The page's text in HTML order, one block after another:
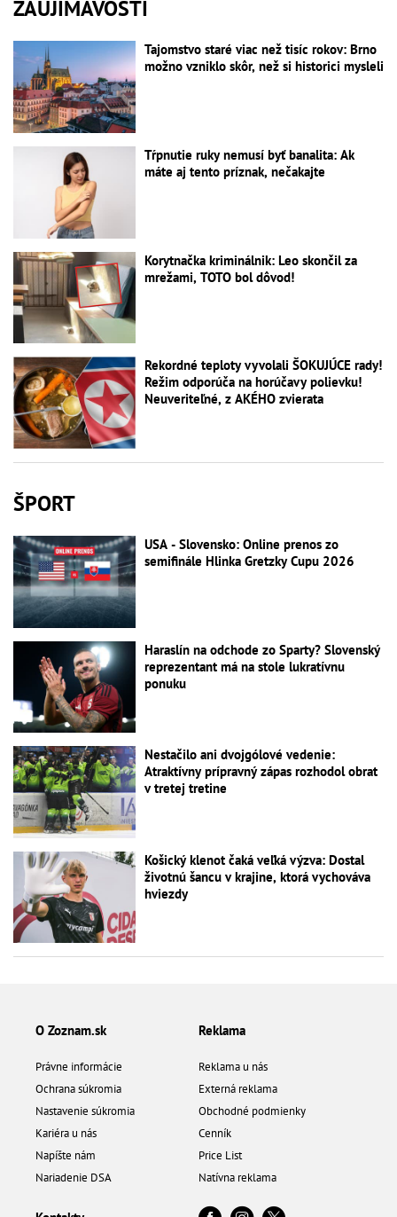
ZAUJÍMAVOSTI
Tajomstvo staré viac než tisíc rokov: Brno
možno vzniklo skôr, než si historici mysleli
Tŕpnutie ruky nemusí byť banalita: Ak
máte aj tento príznak, nečakajte
Korytnačka kriminálnik: Leo skončil za
mrežami, TOTO bol dôvod!
Rekordné teploty vyvolali ŠOKUJÚCE rady!
Režim odporúča na horúčavy polievku!
Neuveriteľné, z AKÉHO zvierata
ŠPORT
USA - Slovensko: Online prenos zo
semifinále Hlinka Gretzky Cupu 2026
Haraslín na odchode zo Sparty? Slovenský
reprezentant má na stole lukratívnu
ponuku
Nestačilo ani dvojgólové vedenie:
Atraktívny prípravný zápas rozhodol obrat
v tretej tretine
Košický klenot čaká veľká výzva: Dostal
životnú šancu v krajine, ktorá vychováva
hviezdy
O Zoznam.sk
Právne informácie
Ochrana súkromia
Nastavenie súkromia
Kariéra u nás
Napíšte nám
Nariadenie DSA
Reklama
Reklama u nás
Externá reklama
Obchodné podmienky
Cenník
Price List
Natívna reklama